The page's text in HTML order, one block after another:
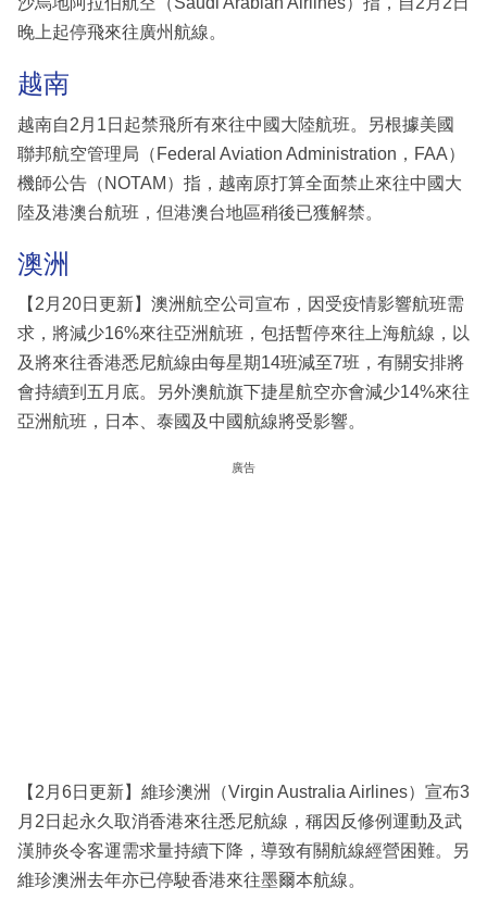
晚上起停飛來往廣州航線。
越南
越南自2月1日起禁飛所有來往中國大陸航班。另根據美國
聯邦航空管理局（Federal Aviation Administration，FAA）
機師公告（NOTAM）指，越南原打算全面禁止來往中國大
陸及港澳台航班，但港澳台地區稍後已獲解禁。
澳洲
【2月20日更新】澳洲航空公司宣布，因受疫情影響航班需
求，將減少16%來往亞洲航班，包括暫停來往上海航線，以
及將來往香港悉尼航線由每星期14班減至7班，有關安排將
會持續到五月底。另外澳航旗下捷星航空亦會減少14%來往
亞洲航班，日本、泰國及中國航線將受影響。
廣告
【2月6日更新】維珍澳洲（Virgin Australia Airlines）宣布3
月2日起永久取消香港來往悉尼航線，稱因反修例運動及武
漢肺炎令客運需求量持續下降，導致有關航線經營困難。另
維珍澳洲去年亦已停駛香港來往墨爾本航線。